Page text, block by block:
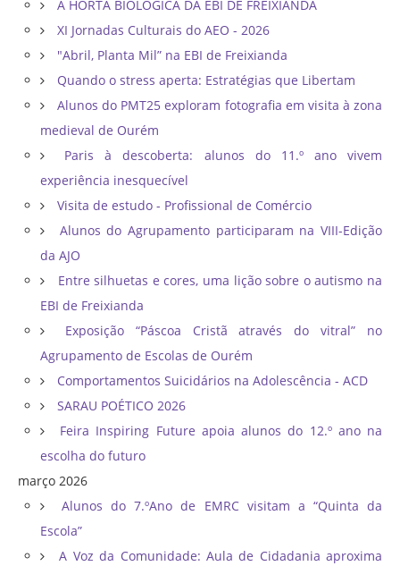
A HORTA BIOLÓGICA DA EBI DE FREIXIANDA
XI Jornadas Culturais do AEO - 2026
"Abril, Planta Mil” na EBI de Freixianda
Quando o stress aperta: Estratégias que Libertam
Alunos do PMT25 exploram fotografia em visita à zona
medieval de Ourém
Paris à descoberta: alunos do 11.º ano vivem
experiência inesquecível
Visita de estudo - Profissional de Comércio
Alunos do Agrupamento participaram na VIII-Edição
da AJO
Entre silhuetas e cores, uma lição sobre o autismo na
EBI de Freixianda
Exposição “Páscoa Cristã através do vitral” no
Agrupamento de Escolas de Ourém
Comportamentos Suicidários na Adolescência - ACD
SARAU POÉTICO 2026
Feira Inspiring Future apoia alunos do 12.º ano na
escolha do futuro
março 2026
Alunos do 7.ºAno de EMRC visitam a “Quinta da
Escola”
A Voz da Comunidade: Aula de Cidadania aproxima